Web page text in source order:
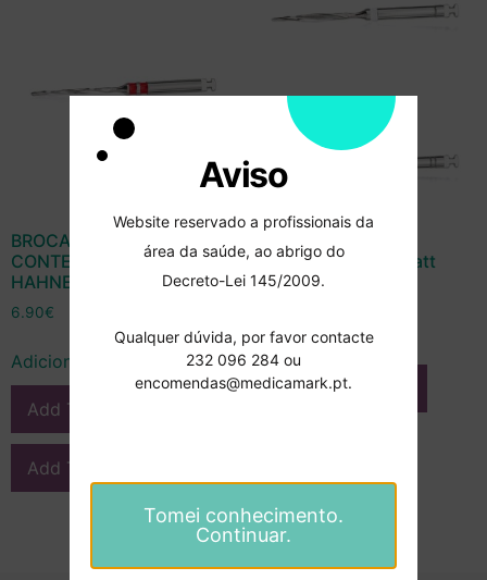
BROCA DE CALIBRAÇÃO
CONTEC TAMANHO 0 –
HAHNENKRATT
6.90€
Adicionar
Add To Compare
Add To Wishlist
Broca de calibração
CYTEC – Hahnenkratt
6.90€
Ver opções
Add To Compare
Aviso
Website reservado a profissionais da
área da saúde, ao abrigo do
Decreto-Lei 145/2009.
Qualquer dúvida, por favor contacte
232 096 284 ou
encomendas@medicamark.pt.
Tomei conhecimento.
Continuar.